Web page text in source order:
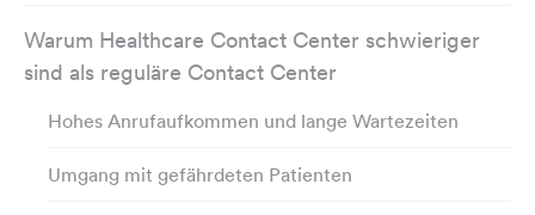
Warum Healthcare Contact Center schwieriger
sind als reguläre Contact Center
Hohes Anrufaufkommen und lange Wartezeiten
Umgang mit gefährdeten Patienten